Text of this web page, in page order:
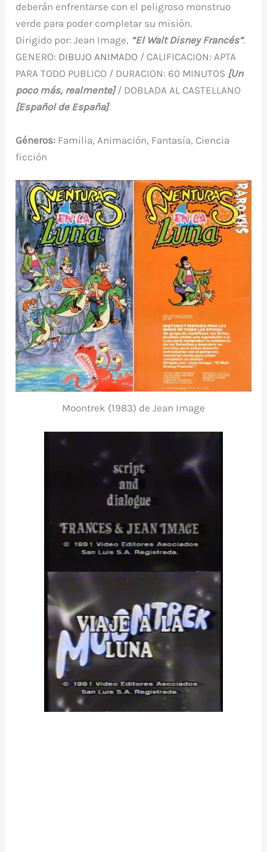
deberán enfrentarse con el peligroso monstruo
verde para poder completar su misión.
Dirigido por: Jean Image, “El Walt Disney Francés”.
GENERO: DIBUJO ANIMADO / CALIFICACION: APTA
PARA TODO PUBLICO / DURACION: 60 MINUTOS [Un
poco más, realmente] / DOBLADA AL CASTELLANO
[Español de España]
Géneros: Familia, Animación, Fantasía, Ciencia
ficción
Moontrek (1983) de Jean Image